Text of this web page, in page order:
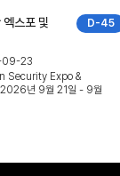
D-45
스포 및
23
Security Expo &
년 9월 21일 - 9월